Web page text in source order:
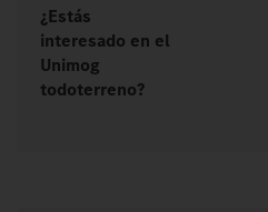
¿Estás
interesado en el
Unimog
todoterreno?